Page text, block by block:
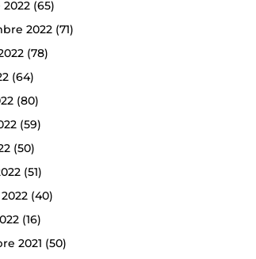
(65)
2022(71)
(78)
(64)
(80)
(59)
(50)
(51)
(40)
(16)
2021 (50)